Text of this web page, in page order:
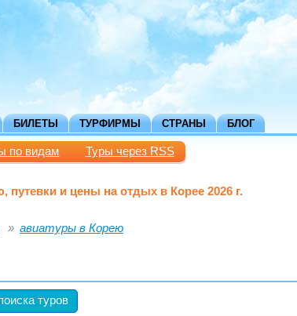
БИЛЕТЫ ТУРФИРМЫ СТРАНЫ БЛОГ
по видам Туры через RSS
путевки и цены на отдых в Корее 2026 г.
авиатуры в Корею
туров